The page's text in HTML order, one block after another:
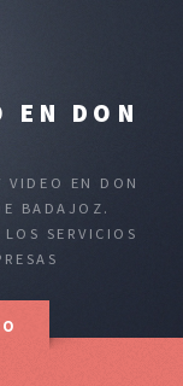
EN DON
VIDEO EN DON
BADAJOZ.
SERVICIOS